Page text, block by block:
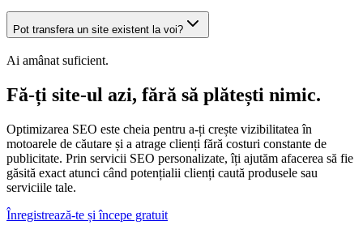
Pot transfera un site existent la voi?
Ai amânat suficient.
Fă-ți site-ul azi, fără să plătești nimic.
Optimizarea SEO este cheia pentru a-ți crește vizibilitatea în
motoarele de căutare și a atrage clienți fără costuri constante de
publicitate. Prin servicii SEO personalizate, îți ajutăm afacerea să fie
găsită exact atunci când potențialii clienți caută produsele sau
serviciile tale.
Înregistrează-te și începe gratuit